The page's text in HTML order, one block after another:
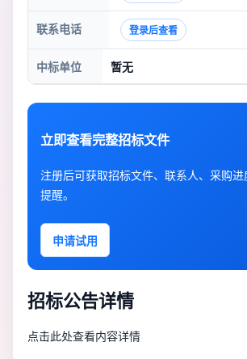
联系电话 登录后查看
中标单位 暂无
立即查看完整招标文件
注册后可获取招标文件、联系人、采购
提醒。
申请试用
招标公告详情
点击此处查看内容详情